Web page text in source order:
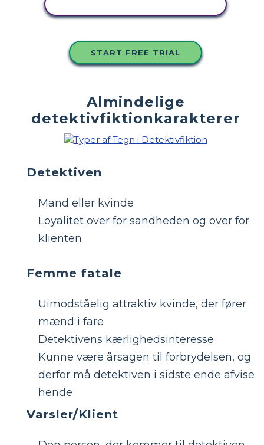
START FREE TRIAL
Almindelige
detektivfiktionkarakterer
Detektiven
Mand eller kvinde
Loyalitet over for sandheden og over for
klienten
Femme fatale
Uimodståelig attraktiv kvinde, der fører
mænd i fare
Detektivens kærlighedsinteresse
Kunne være årsagen til forbrydelsen, og
derfor må detektiven i sidste ende afvise
hende
Varsler/Klient